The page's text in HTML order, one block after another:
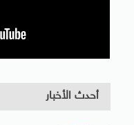
أحدث الأخبار